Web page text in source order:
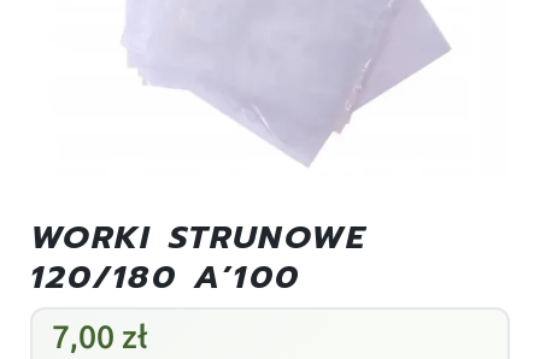
WORKI STRUNOWE
120/180 A’100
7,00 zł